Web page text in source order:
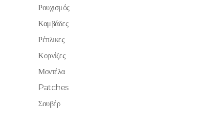
Ρουχισμός
Καμβάδες
Ρέπλικες
Κορνίζες
Μοντέλα
Patches
Σουβέρ